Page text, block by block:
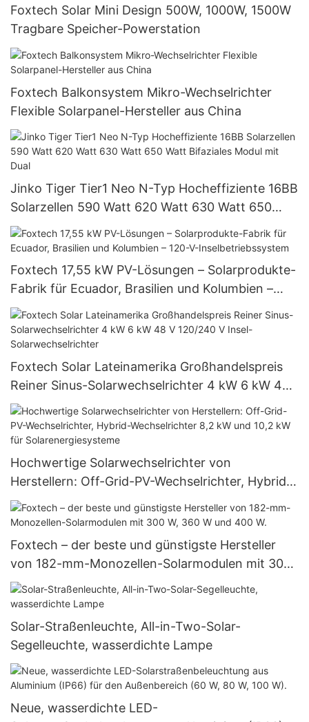
Foxtech Solar Mini Design 500W, 1000W, 1500W
Tragbare Speicher-Powerstation
Foxtech Balkonsystem Mikro-Wechselrichter
Flexible Solarpanel-Hersteller aus China
Jinko Tiger Tier1 Neo N-Typ Hocheffiziente 16BB
Solarzellen 590 Watt 620 Watt 630 Watt 650
Watt Bifaziales Modul mit Dual
Foxtech 17,55 kW PV-Lösungen – Solarprodukte-
Fabrik für Ecuador, Brasilien und Kolumbien –
120-V-Inselbetriebssystem
Foxtech Solar Lateinamerika Großhandelspreis
Reiner Sinus-Solarwechselrichter 4 kW 6 kW 48
V 120/240 V Insel-Solarwechselrichter
Hochwertige Solarwechselrichter von
Herstellern: Off-Grid-PV-Wechselrichter, Hybrid-
Wechselrichter 8,2 kW und 10,2 kW für
Solarenergiesysteme
Foxtech – der beste und günstigste Hersteller
von 182-mm-Monozellen-Solarmodulen mit 300
W, 360 W und 400 W.
Solar-Straßenleuchte, All-in-Two-Solar-
Segelleuchte, wasserdichte Lampe
Neue, wasserdichte LED-